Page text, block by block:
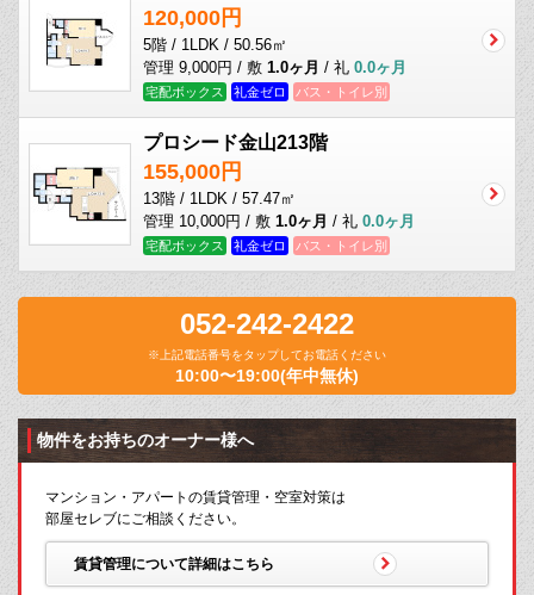
120,000円
5階 / 1LDK / 50.56㎡
管理 9,000円 / 敷 1.0ヶ月 / 礼 0.0ヶ月
宅配ボックス 礼金ゼロ バス・トイレ別
プロシード金山213階
155,000円
13階 / 1LDK / 57.47㎡
管理 10,000円 / 敷 1.0ヶ月 / 礼 0.0ヶ月
宅配ボックス 礼金ゼロ バス・トイレ別
052-242-2422
※上記電話番号をタップしてお電話ください
10:00〜19:00(年中無休)
物件をお持ちのオーナー様へ
マンション・アパートの賃貸管理・空室対策は
部屋セレブにご相談ください。
賃貸管理について詳細はこちら